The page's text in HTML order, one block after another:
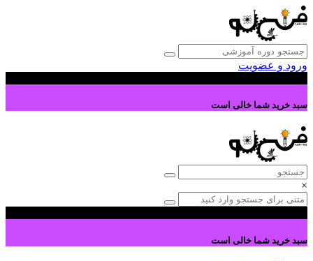
ورود و عضویت
سبد خرید شما خالی است
×
سبد خرید شما خالی است